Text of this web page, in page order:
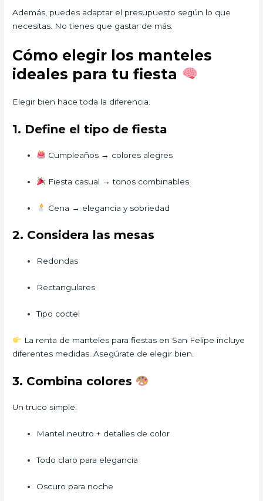
Además, puedes adaptar el presupuesto según lo que
necesitas. No tienes que gastar de más.
Cómo elegir los manteles
ideales para tu fiesta
Elegir bien hace toda la diferencia.
1. Define el tipo de fiesta
Cumpleaños → colores alegres
Fiesta casual → tonos combinables
Cena → elegancia y sobriedad
2. Considera las mesas
Redondas
Rectangulares
Tipo coctel
La renta de manteles para fiestas en San Felipe incluye
diferentes medidas. Asegúrate de elegir bien.
3. Combina colores
Un truco simple:
Mantel neutro + detalles de color
Todo claro para elegancia
Oscuro para noche